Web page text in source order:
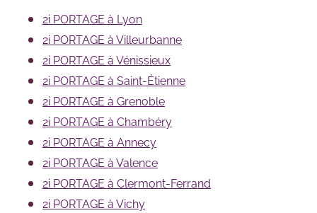
2i PORTAGE à Lyon
2i PORTAGE à Villeurbanne
2i PORTAGE à Vénissieux
2i PORTAGE à Saint-Étienne
2i PORTAGE à Grenoble
2i PORTAGE à Chambéry
2i PORTAGE à Annecy
2i PORTAGE à Valence
2i PORTAGE à Clermont-Ferrand
2i PORTAGE à Vichy